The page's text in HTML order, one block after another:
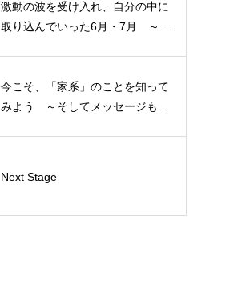
激動の波を受け入れ、自分の中に
取り込んでいった6月・7月 ～サ
今こそ、「家系」のことを知って
みよう ～そしてメッセージもも
Next Stage